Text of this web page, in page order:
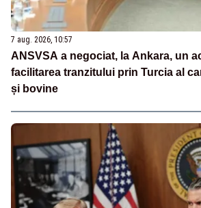
7 aug. 2026, 10:57
ANSVSA a negociat, la Ankara, un
facilitarea tranzitului prin Turcia al
și bovine